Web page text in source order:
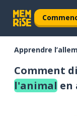
Apprendre
Comment
l'animal en